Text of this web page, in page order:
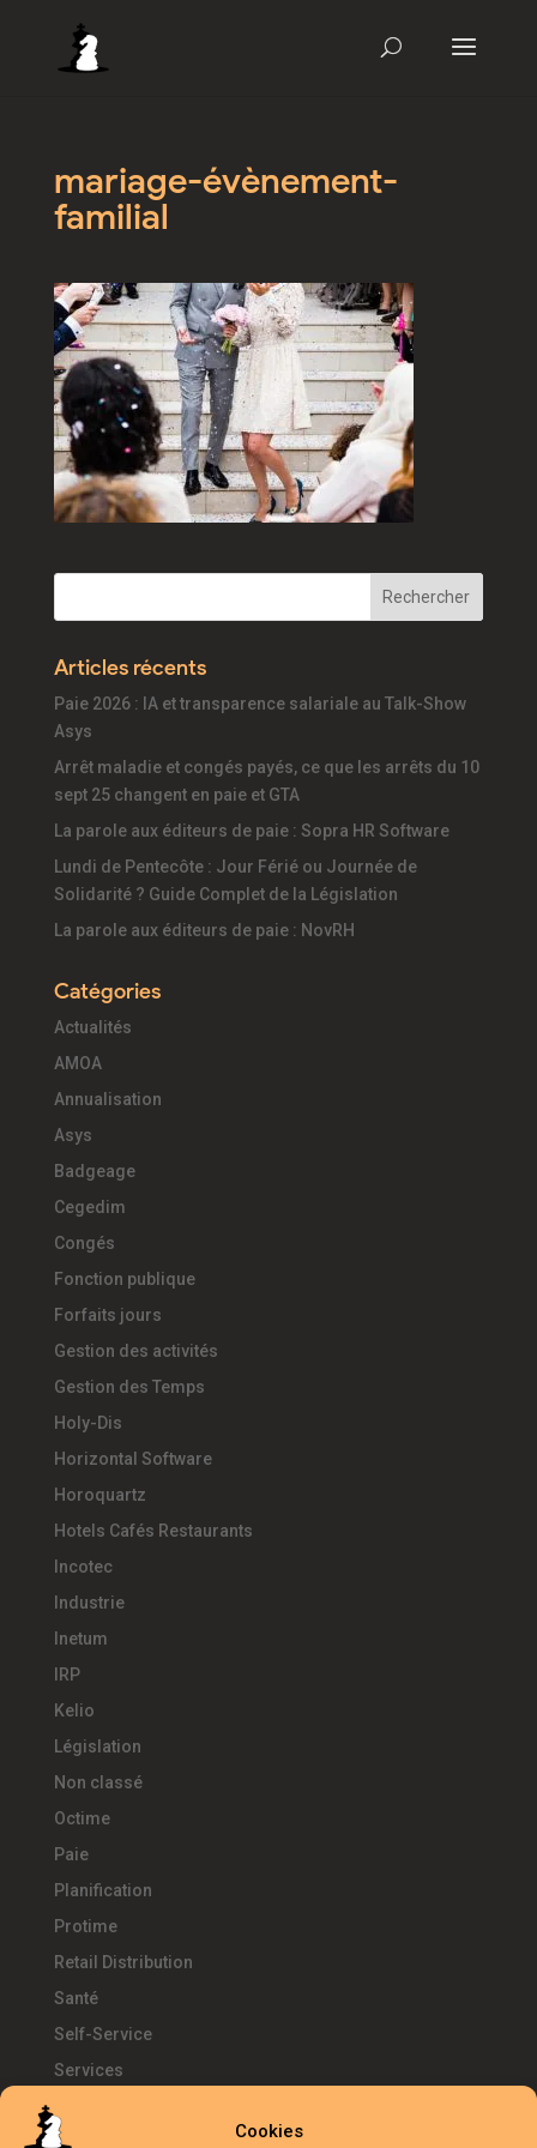
Cookies
mariage-évènement-
familial
Articles récents
Paie 2026 : IA et transparence salariale au Talk-Show
Asys
Arrêt maladie et congés payés, ce que les arrêts du 10
sept 25 changent en paie et GTA
La parole aux éditeurs de paie : Sopra HR Software
Lundi de Pentecôte : Jour Férié ou Journée de
Solidarité ? Guide Complet de la Législation
La parole aux éditeurs de paie : NovRH
Catégories
Actualités
AMOA
Annualisation
Asys
Badgeage
Cegedim
Congés
Fonction publique
Forfaits jours
Gestion des activités
Gestion des Temps
Holy-Dis
Horizontal Software
Horoquartz
Hotels Cafés Restaurants
Incotec
Industrie
Inetum
IRP
Kelio
Législation
Non classé
Octime
Paie
Planification
Protime
Retail Distribution
Santé
Self-Service
Services
Télétravail